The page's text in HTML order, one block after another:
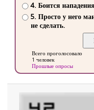
4. Боится
5. Просто у него
не сделать.
Всего проголосовало
1 человек
Прошлые опросы